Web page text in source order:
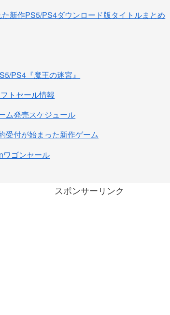
新作PS5/PS4ダウンロード版タイトルまとめ
PS4『魔王の迷宮』
トセール情報
ム発売スケジュール
受付が始まった新作ゲーム
ワゴンセール
スポンサーリンク